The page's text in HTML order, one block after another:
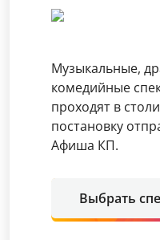
Музыкальные,
комедийные
проходят в
постановку
Афиша КП.
Выбрать